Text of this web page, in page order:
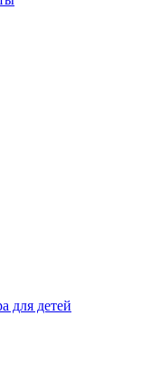
для детей